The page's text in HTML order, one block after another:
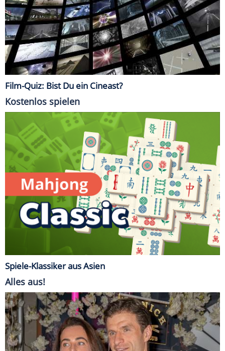
Film-Quiz: Bist Du ein Cineast?
Kostenlos spielen
Spiele-Klassiker aus Asien
Alles aus!